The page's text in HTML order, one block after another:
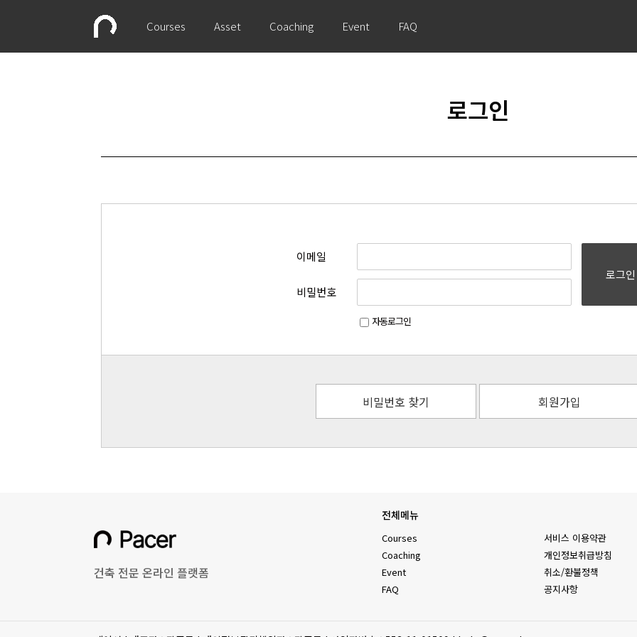
Courses Asset Coaching Event FAQ
로그인
이메일
비밀번호
자동로그인
로그인
비밀번호 찾기 회원가입
건축 전문 온라인 플랫폼
전체메뉴
Courses
Coaching
Event
FAQ
서비스 이용약관
개인정보취급방침
취소/환불정책
공지사항